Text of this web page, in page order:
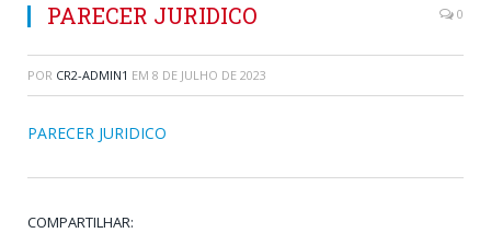
PARECER JURIDICO 0
POR CR2-ADMIN1 EM 8 DE JULHO DE 2023
PARECER JURIDICO
COMPARTILHAR: